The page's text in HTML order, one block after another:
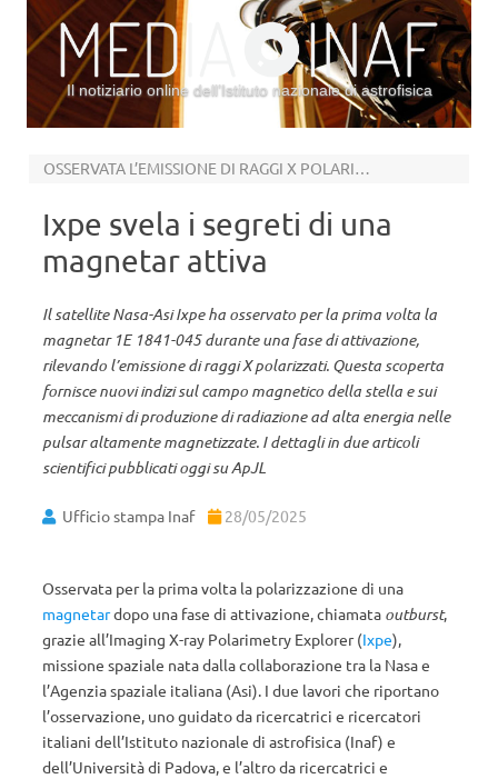
Il notiziario online dell’Istituto nazionale di astrofisica
OSSERVATA L’EMISSIONE DI RAGGI X POLARIZZATI
Ixpe svela i segreti di una
magnetar attiva
Il satellite Nasa-Asi Ixpe ha osservato per la prima volta la
magnetar 1E 1841-045 durante una fase di attivazione,
rilevando l’emissione di raggi X polarizzati. Questa scoperta
fornisce nuovi indizi sul campo magnetico della stella e sui
meccanismi di produzione di radiazione ad alta energia nelle
pulsar altamente magnetizzate. I dettagli in due articoli
scientifici pubblicati oggi su ApJL
Ufficio stampa Inaf 28/05/2025
Osservata per la prima volta la polarizzazione di una
magnetardopo una fase di attivazione, chiamata outburst,
grazie all’Imaging X-ray Polarimetry Explorer (Ixpe),
missione spaziale nata dalla collaborazione tra la Nasa e
l’Agenzia spaziale italiana (Asi). I due lavori che riportano
l’osservazione, uno guidato da ricercatrici e ricercatori
italiani dell’Istituto nazionale di astrofisica (Inaf) e
dell’Università di Padova, e l’altro da ricercatrici e